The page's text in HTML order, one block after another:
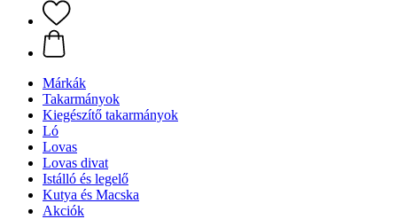
Márkák
Takarmányok
Kiegészítő takarmányok
Ló
Lovas
Lovas divat
Istálló és legelő
Kutya és Macska
Akciók